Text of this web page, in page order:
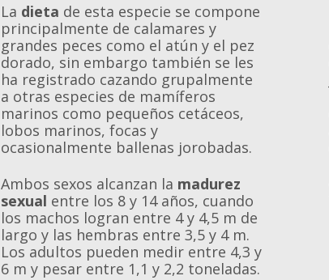
La dieta de esta especie se compone
principalmente de calamares y
grandes peces como el atún y el pez
dorado, sin embargo también se les
ha registrado cazando grupalmente
a otras especies de mamíferos
marinos como pequeños cetáceos,
lobos marinos, focas y
ocasionalmente ballenas jorobadas.
Ambos sexos alcanzan la madurez
sexual entre los 8 y 14 años, cuando
los machos logran entre 4 y 4,5 m de
largo y las hembras entre 3,5 y 4 m.
Los adultos pueden medir entre 4,3 y
6 m y pesar entre 1,1 y 2,2 toneladas.